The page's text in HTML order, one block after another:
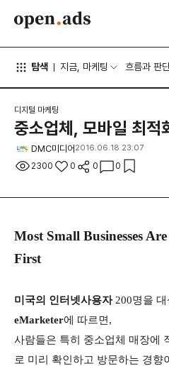
탐색 지금, 마케팅 흐름과 판
디지털 마케팅
중소업체, 모바일 최적
DMC미디어 2016.06.18 23:07
2300 0 0 0
Most Small Businesses
First
미국의 인터넷사용자200명을 대
eMarketer에 따르면,
사람들은 특히 중소업체 매장에
로 미리 확인하고 방문하는 경향